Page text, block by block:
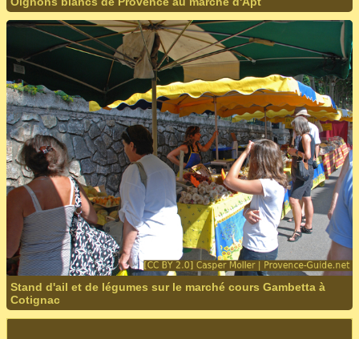
Stand d'ail et de légumes sur le marché cours Gambetta à
Cotignac